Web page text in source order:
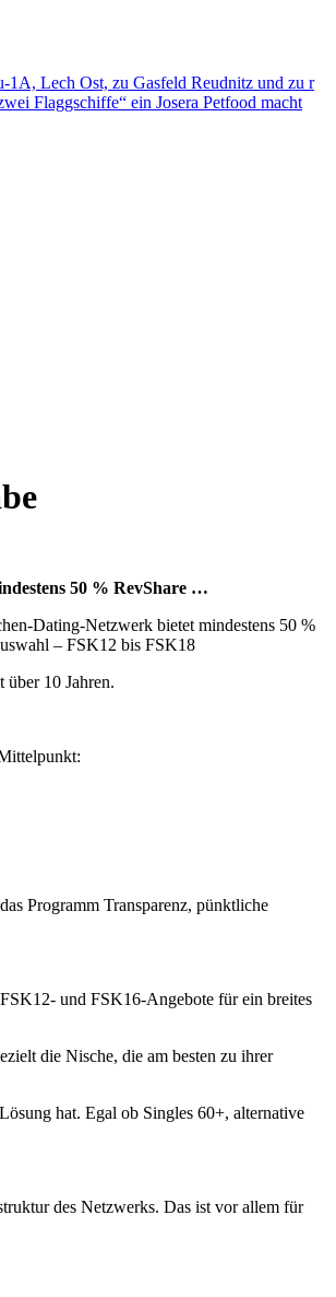
Lech Ost, zu Gasfeld Reudnitz und zu r
Flaggschiffe“ ein Josera Petfood macht
50 % RevShare …
Dating-Netzwerk bietet mindestens 50 %
– FSK12 bis FSK18
10 Jahren.
Programm Transparenz, pünktliche
und FSK16-Angebote für ein breites
die Nische, die am besten zu ihrer
hat. Egal ob Singles 60+, alternative
des Netzwerks. Das ist vor allem für